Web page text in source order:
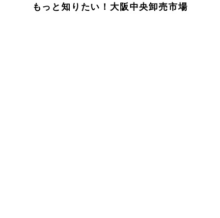
もっと知りたい！大阪中央卸売市場